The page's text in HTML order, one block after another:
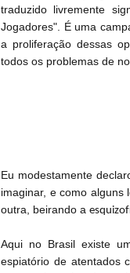
traduzido livremente
Jogadores". É uma
a proliferação dessas
todos os problemas de
Eu modestamente
imaginar, e como alguns
outra, beirando a
Aqui no Brasil existe
espiatório de atentados